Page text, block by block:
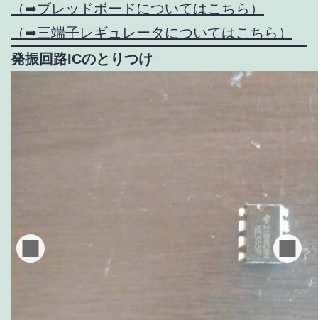
（➡ブレッドボードについてはこちら）
（➡三端子レギュレータについてはこちら）
発振回路ICのとりつけ